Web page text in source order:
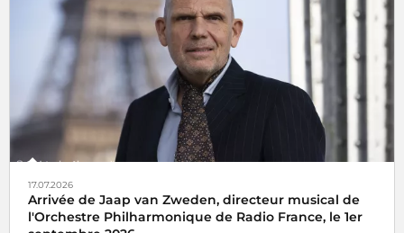
17.07.2026
Arrivée de Jaap van Zweden, directeur musical de
l'Orchestre Philharmonique de Radio France, le 1er